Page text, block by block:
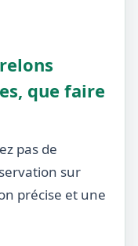
que faire
pas de
sur
précise et une